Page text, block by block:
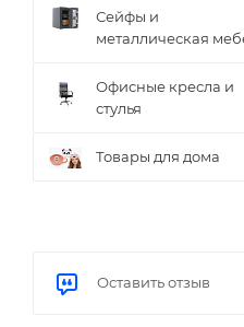
Сейфы и
металлическая
Офисные кресла и
стулья
Товары для дома
Оставить отзыв